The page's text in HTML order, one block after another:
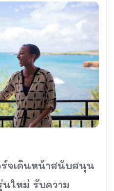
ร์จเดินหน้าสนับสนุน
ใหม่ รับความ